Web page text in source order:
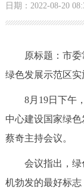
政务公开
市领导
政务服务
个人服务
日期：2022-08-20
原标题：市委
绿色发展示范区
8月19日下午，
中心建设国家绿
蔡奇主持会议。
会议指出，绿
机勃发的最好标